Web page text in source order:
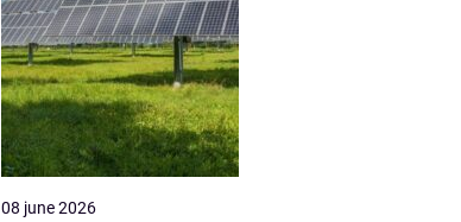
08 june 2026